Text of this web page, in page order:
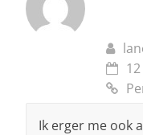
Ik erger me ook